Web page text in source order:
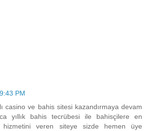
9:43 PM
casino ve bahis sitesi kazandırmaya devam
yıllık bahis tecrübesi ile bahisçilere en
hizmetini veren siteye sizde hemen üye